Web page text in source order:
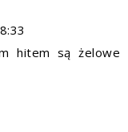
hitem są żelowe